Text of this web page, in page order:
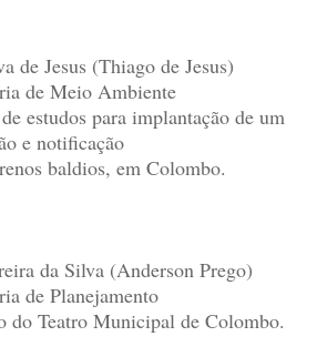
de Jesus (Thiago de Jesus)
de Meio Ambiente
estudos para implantação de um
e notificação
baldios, em Colombo.
da Silva (Anderson Prego)
de Planejamento
do Teatro Municipal de Colombo.